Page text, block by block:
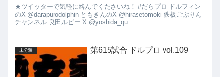
★ツイッターで気軽に絡んでくださいね！ #だらプロ ドルフィン
のX @darapurodolphin ともきんのX @hirasetomoki 鉄板ごぶりん
チャンネル 良田ルビー X @yoshida_qu...
未分類 第615試合 ドルプロ vol.109